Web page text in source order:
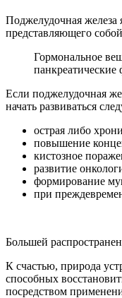
Поджелудочная железа
представляющего
Гормональное
Если поджелудочная
начать развиваться
острая либо
повышение
кистозное
развитие
формирование
при
Большей
К счастью, природа
способных
посредством